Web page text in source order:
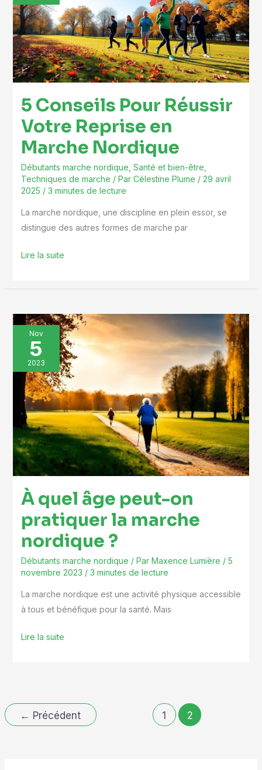
5 Conseils Pour Réussir
Votre Reprise en
Marche Nordique
Débutants marche nordique Santé et bien-être
Techniques de marche / Par Célestine Plume / 29 avril
2025 / 3 minutes de lecture
La marche nordique, une discipline en plein essor, se
distingue des autres formes de marche par
Réussir
Votre
Reprise
en
Marche
Lire la suite
Nov
5
2023
À quel âge peut-on
pratiquer la marche
nordique ?
Débutants marche nordique / Par Maxence Lumière / 5
novembre 2023 / 3 minutes de lecture
La marche nordique est une activité physique accessible
à tous et bénéfique pour la santé. Mais
quel
âge
peut-
on
pratiquer
la
marche
nordique
?
Lire la suite
← Précédent 1 2